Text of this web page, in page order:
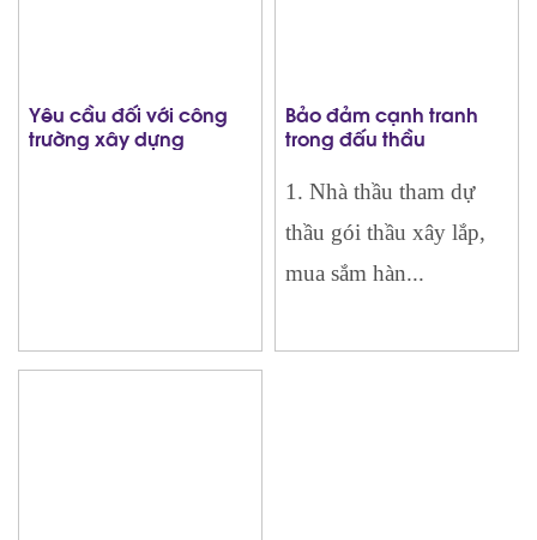
Yêu cầu đối với công
trường xây dựng
Bảo đảm cạnh tranh
trong đấu thầu
1. Nhà thầu tham dự
thầu gói thầu xây lắp,
mua sắm hàn...